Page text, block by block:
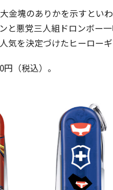
金塊のありかを示すとい
と悪党三人組ドロンボー
を決定づけたヒーローギ
（税込）。